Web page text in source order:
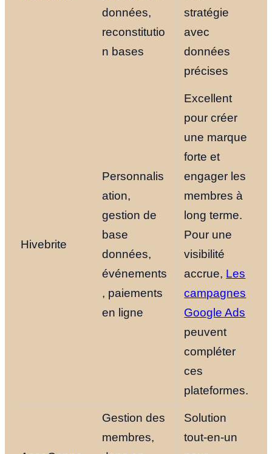
données,
reconstitutio
n bases
stratégie
avec
données
précises
Hivebrite
Personnalis
ation,
gestion de
base
données,
événements
, paiements
en ligne
Excellent
pour créer
une marque
forte et
engager les
membres à
long terme.
Pour une
visibilité
accrue, Les
campagnes
Google Ads
peuvent
compléter
ces
plateformes.
Gestion des
membres,
Solution
tout-en-un